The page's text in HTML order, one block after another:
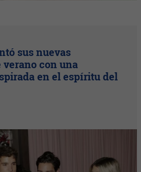
sus nuevas
con una
en el espíritu del